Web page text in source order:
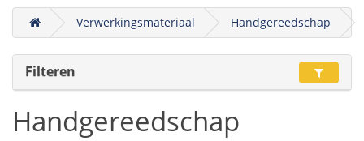
Verwerkingsmateriaal Handgereedschap
Filteren
Handgereedschap